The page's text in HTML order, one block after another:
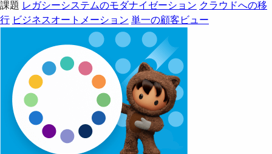
課題 レガシーシステムのモダナイゼーション クラウドへの移
行 ビジネスオートメーション 単一の顧客ビュー